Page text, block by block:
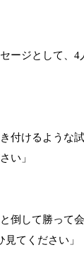
ージとして、4
付けるような
い」
倒して勝って
てください」